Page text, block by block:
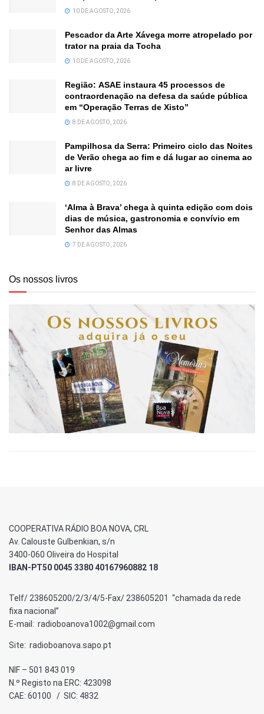
10 DE AGOSTO, 2026
Pescador da Arte Xávega morre atropelado por
trator na praia da Tocha
10 DE AGOSTO, 2026
Região: ASAE instaura 45 processos de
contraordenação na defesa da saúde pública
em “Operação Terras de Xisto”
8 DE AGOSTO, 2026
Pampilhosa da Serra: Primeiro ciclo das Noites
de Verão chega ao fim e dá lugar ao cinema ao
ar livre
8 DE AGOSTO, 2026
‘Alma à Brava’ chega à quinta edição com dois
dias de música, gastronomia e convívio em
Senhor das Almas
7 DE AGOSTO, 2026
Os nossos livros
COOPERATIVA RÁDIO BOA NOVA, CRL
Av. Calouste Gulbenkian, s/n
3400-060 Oliveira do Hospital
IBAN-PT50 0045 3380 40167960882 18
Telf/ 238605200/2/3/4/5-Fax/ 238605201 “chamada da rede
fixa nacional”
E-mail: radioboanova1002@gmail.com
Site: radioboanova.sapo.pt
NIF – 501 843 019
N.º Registo na ERC: 423098
CAE: 60100 / SIC: 4832